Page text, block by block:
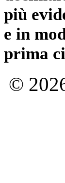
più
e in
prima
©